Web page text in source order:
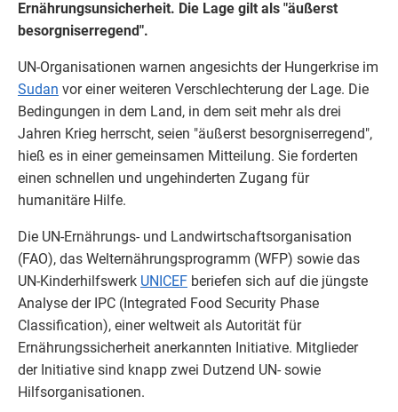
Ernährungsunsicherheit. Die Lage gilt als "äußerst
besorgniserregend".
UN-Organisationen warnen angesichts der Hungerkrise im
Sudan vor einer weiteren Verschlechterung der Lage. Die
Bedingungen in dem Land, in dem seit mehr als drei
Jahren Krieg herrscht, seien "äußerst besorgniserregend",
hieß es in einer gemeinsamen Mitteilung. Sie forderten
einen schnellen und ungehinderten Zugang für
humanitäre Hilfe.
Die UN-Ernährungs- und Landwirtschaftsorganisation
(FAO), das Welternährungsprogramm (WFP) sowie das
UN-Kinderhilfswerk UNICEF beriefen sich auf die jüngste
Analyse der IPC (Integrated Food Security Phase
Classification), einer weltweit als Autorität für
Ernährungssicherheit anerkannten Initiative. Mitglieder
der Initiative sind knapp zwei Dutzend UN- sowie
Hilfsorganisationen.